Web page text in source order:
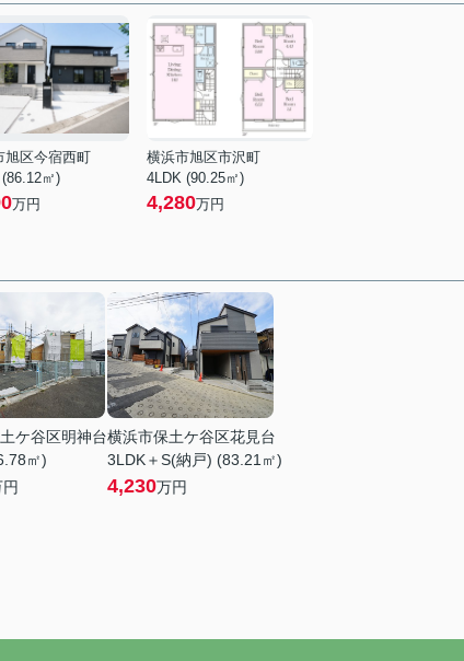
旭区今宿西町
㎡)
万円
横浜市旭区市沢町
4LDK (90.25㎡)
4,280万円
ケ谷区明神台
㎡)
横浜市保土ケ谷区花見台
3LDK＋S(納戸) (83.21㎡)
4,230万円